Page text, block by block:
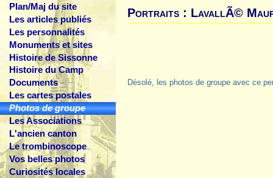
Plan/Maj du site
Les articles publiés
Les personnalités
Monuments et sites
Histoire de Sissonne
Histoire du Camp
Documents
Les cartes postales
Photos de groupe
Les Associations
L'ancien canton
Le trombinoscope
Vos belles photos
Curiosités locales
Portraits : LavallÃ©
Désolé, les photos de groupe avec ce